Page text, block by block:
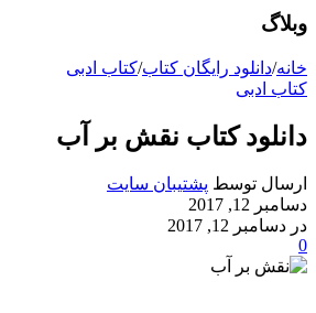
وبلاگ
خانه/دانلود رایگان کتاب/کتاب ادبی
کتاب ادبی
دانلود کتاب نقش بر آب
ارسال توسط پشتیبان سایت
دسامبر 12, 2017
در دسامبر 12, 2017
0